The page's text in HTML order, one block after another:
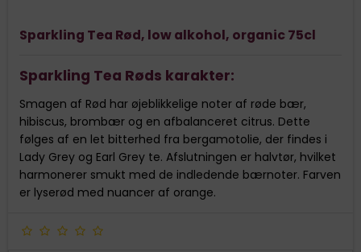
Sparkling Tea Rød, low alkohol, organic 75cl
Sparkling Tea Røds karakter:
Smagen af Rød har øjeblikkelige noter af røde bær,
hibiscus, brombær og en afbalanceret citrus. Dette
følges af en let bitterhed fra bergamotolie, der findes i
Lady Grey og Earl Grey te. Afslutningen er halvtør, hvilket
harmonerer smukt med de indledende bærnoter. Farven
er lyserød med nuancer af orange.